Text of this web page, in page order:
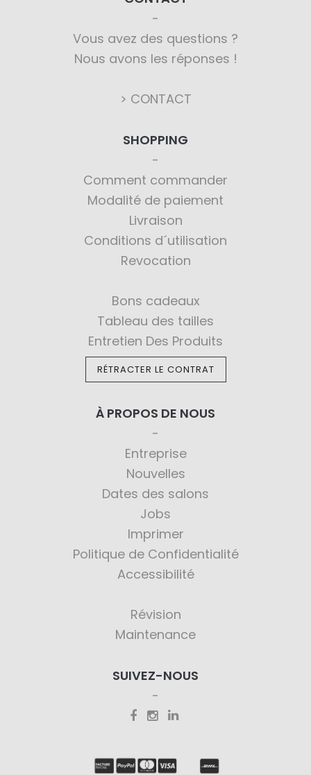
Vous avez des questions ?
Nous avons les réponses !
> CONTACT
SHOPPING
Comment commander
Modalité de paiement
Livraison
Conditions d´utilisation
Revocation
Bons cadeaux
Tableau des tailles
Entretien Des Produits
RÉTRACTER LE CONTRAT
À PROPOS DE NOUS
Entreprise
Nouvelles
Dates des salons
Jobs
Imprimer
Politique de Confidentialité
Accessibilité
Révision
Maintenance
SUIVEZ-NOUS